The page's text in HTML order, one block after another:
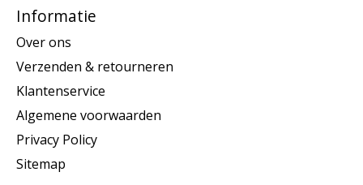
Informatie
Over ons
Verzenden & retourneren
Klantenservice
Algemene voorwaarden
Privacy Policy
Sitemap